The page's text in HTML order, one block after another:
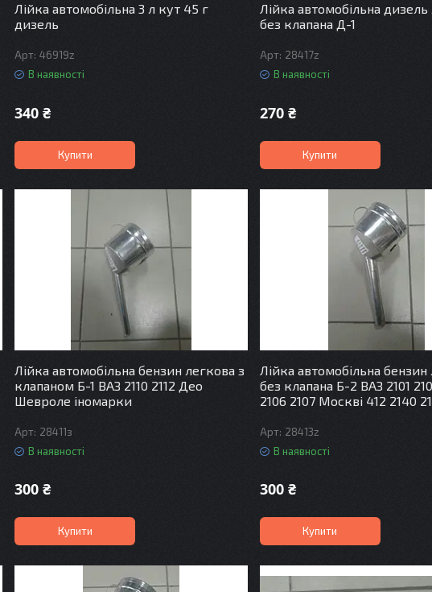
Лійка автомобільна 3 л кут 45 г
дизель
46919z
В наявності
340 ₴
Купити
Лійка автомобільна дизель
без клапана Д-1
28417z
В наявності
270 ₴
Купити
Лійка автомобільна бензин легкова з
клапаном Б-1 ВАЗ 2110 2112 Део
Шевроле іномарки
28411з
В наявності
300 ₴
Купити
Лійка автомобільна бензин
без клапана Б-2 ВАЗ 2101
2106 2107 Москві 412 2140
28413z
В наявності
300 ₴
Купити